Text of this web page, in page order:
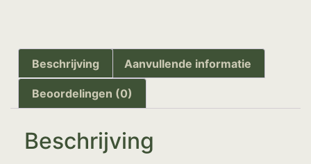
Beschrijving Aanvullende informatie
Beoordelingen (0)
Beschrijving